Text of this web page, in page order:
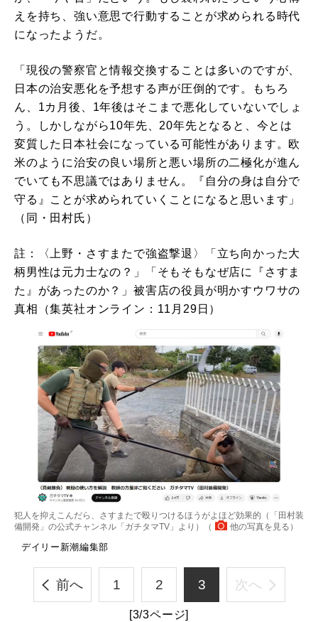
えを持ち、強い意思で行動することが求められる時代
になったようだ。
「現役の警察官と情報交換することは多いのですが、
日本の治安悪化を予想する声が圧倒的です。もちろ
ん、1カ月後、1年後はそこまで悪化していないでしょ
う。しかしながら10年先、20年先となると、今とは
変質した日本社会になっている可能性があります。欧
米のように治安の良い場所と悪い場所の二極化が進ん
でいても不思議ではありません。『自分の身は自分で
守る』ことが求められていくことになると思います」
（同・田村氏）
註：〈上野・さすまたで強盗撃退〉「立ち向かった大
柄男性は元力士なの？」「そもそもなぜ店に『さすま
た』があったのか？」被害店の役員が明かすウワサの
真相（集英社オンライン：11月29日）
犯人を抑えこんだら、さすまたで殴りつけるほうがよほど効果的（「田村装
備開発」の公式チャンネル「ガチタマTV」より）（
他の写真を見る ）
デイリー新潮編集部
前へ 1 2 3 次へ
[3/3ページ]